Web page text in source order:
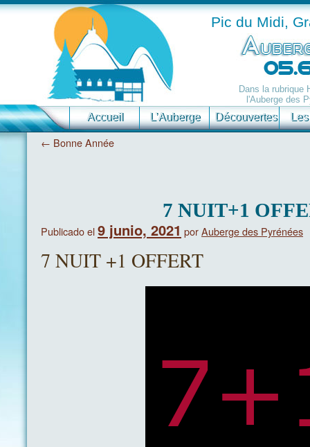
Pic du Midi,
Dans la rubrique
l'Auberge des
Accueil L’Auberge Découvertes
← Bonne Année
7 NUIT+1
Publicado el9 junio, 2021 porAuberge des Pyrénées
7 NUIT +1 OFFERT